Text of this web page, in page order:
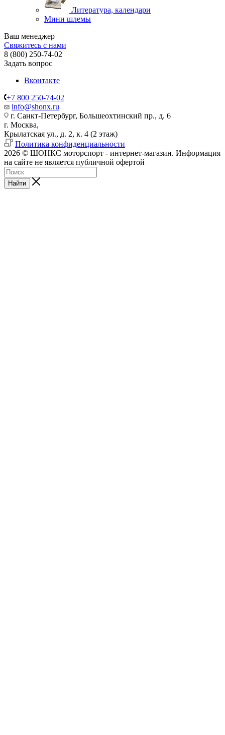
Литература, календари
Мини шлемы
Ваш менеджер
Свяжитесь с нами
8 (800) 250-74-02
Задать вопрос
Вконтакте
+7 800 250-74-02
info@shonx.ru
г. Санкт-Петербург, Большеохтинский пр., д. 6
г. Москва,
Крылатская ул., д. 2, к. 4 (2 этаж)
Политика конфиденциальности
2026 © ШОНКС моторспорт - интернет-магазин. Информация
на сайте не является публичной офертой
Найти